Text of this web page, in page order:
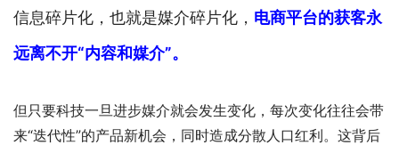
信息碎片化，也就是媒介碎片化， 电商平台的获客永
远离不开“内容和媒介”。
但只要科技一旦进步媒介就会发生变化，每次变化往往会带
来“迭代性”的产品新机会，同时造成分散人口红利。这背后